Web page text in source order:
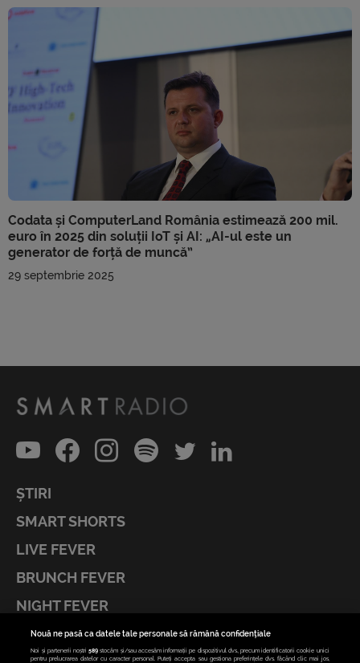
Codata și ComputerLand România estimează 200 mil.
euro în 2025 din soluții IoT și AI: „AI-ul este un
generator de forță de muncă”
29 septembrie 2025
ȘTIRI
SMART SHORTS
LIVE FEVER
BRUNCH FEVER
NIGHT FEVER
LIVE FEVER CONCERT
Nouă ne pasă ca datele tale personale să rămână confidențiale
Noi și partenerii noștri589 stocăm și/sau accesăm informații pe dispozitivul dvs., precum identificatorii cookie unici
pentru prelucrarea datelor cu caracter personal. Puteți accepta sau gestiona preferințele dvs. făcând clic mai jos,